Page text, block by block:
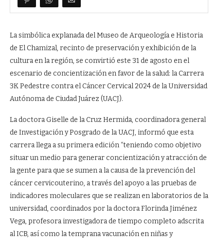
La simbólica explanada del Museo de Arqueología e Historia
de El Chamizal, recinto de preservación y exhibición de la
cultura en la región, se convirtió este 31 de agosto en el
escenario de concientización en favor de la salud: la Carrera
3K Pedestre contra el Cáncer Cervical 2024 de la Universidad
Autónoma de Ciudad Juárez (UACJ).
La doctora Giselle de la Cruz Hermida, coordinadora general
de Investigación y Posgrado de la UACJ, informó que esta
carrera llega a su primera edición “teniendo como objetivo
situar un medio para generar concientización y atracción de
la gente para que se sumen a la causa de la prevención del
cáncer cervicouterino, a través del apoyo a las pruebas de
indicadores moleculares que se realizan en laboratorios de la
universidad, coordinados por la doctora Florinda Jiménez
Vega, profesora investigadora de tiempo completo adscrita
al ICB, así como la temprana vacunación en niñas y